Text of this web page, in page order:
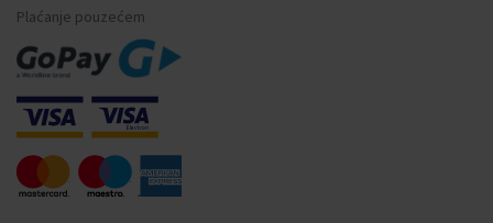
Plaćanje pouzećem